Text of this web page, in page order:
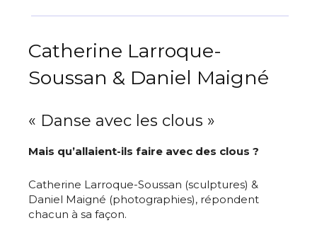
Catherine Larroque-
Soussan & Daniel Maigné
« Danse avec les clous »
Mais qu’allaient-ils faire avec des clous ?
Catherine Larroque-Soussan (sculptures) &
Daniel Maigné (photographies), répondent
chacun à sa façon.